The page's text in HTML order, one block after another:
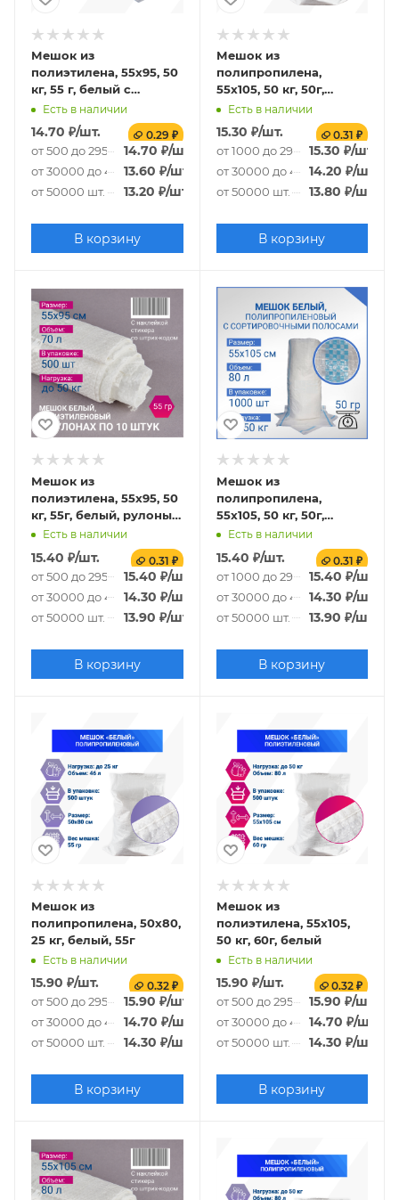
Мешок из
полиэтилена, 55x95, 50
кг, 55 г, белый с
сортировочными
полосами
Есть в наличии
14.70 ₽/шт. 0.29 ₽
от 500 до 29500 шт.
14.70 ₽/шт.
от 30000 до 49500 шт.
13.60 ₽/шт.
от 50000 шт. 13.20 ₽/шт.
В корзину
Мешок из
полипропилена,
55x105, 50 кг, 50г,
белый
Есть в наличии
15.30 ₽/шт. 0.31 ₽
от 1000 до 29000 шт.
15.30 ₽/шт.
от 30000 до 49000 шт.
14.20 ₽/шт.
от 50000 шт. 13.80 ₽/шт.
В корзину
Мешок из
полиэтилена, 55x95, 50
кг, 55г, белый, рулоны
по 10 шт. со стикером
Есть в наличии
15.40 ₽/шт. 0.31 ₽
от 500 до 29500 шт.
15.40 ₽/шт.
от 30000 до 49500 шт.
14.30 ₽/шт.
от 50000 шт. 13.90 ₽/шт.
В корзину
Мешок из
полипропилена,
55x105, 50 кг, 50г,
белый с
сортировочными
полосами
Есть в наличии
15.40 ₽/шт. 0.31 ₽
от 1000 до 29000 шт.
15.40 ₽/шт.
от 30000 до 49000 шт.
14.30 ₽/шт.
от 50000 шт. 13.90 ₽/шт.
В корзину
Мешок из
полипропилена, 50x80,
25 кг, белый, 55г
Есть в наличии
15.90 ₽/шт. 0.32 ₽
от 500 до 29500 шт.
15.90 ₽/шт.
от 30000 до 49500 шт.
14.70 ₽/шт.
от 50000 шт. 14.30 ₽/шт.
В корзину
Мешок из
полиэтилена, 55x105,
50 кг, 60г, белый
Есть в наличии
15.90 ₽/шт. 0.32 ₽
от 500 до 29500 шт.
15.90 ₽/шт.
от 30000 до 49500 шт.
14.70 ₽/шт.
от 50000 шт. 14.30 ₽/шт.
В корзину